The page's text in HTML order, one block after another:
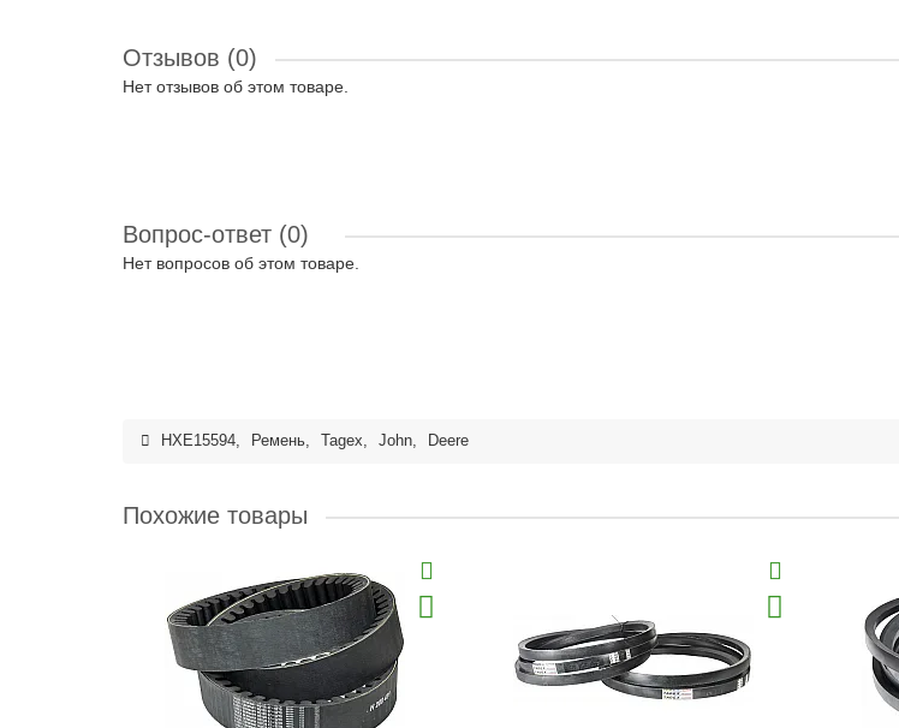
Отзывов (0)
Нет отзывов об этом товаре.
Вопрос-ответ (0)
Нет вопросов об этом товаре.
HXE15594, Ремень, Tagex, John, Deere
Похожие товары